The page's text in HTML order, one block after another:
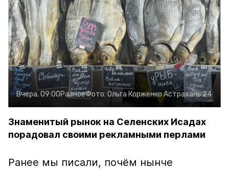
Вчера, 09:00РазноеФото: Ольга КорженкоАстрахань 24
Знаменитый рынок на Селенских Исадах
порадовал своими рекламными перлами
Ранее мы писали, почём нынче